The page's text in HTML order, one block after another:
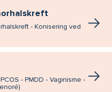
- Konisering ved
- PMDD - Vaginisme -